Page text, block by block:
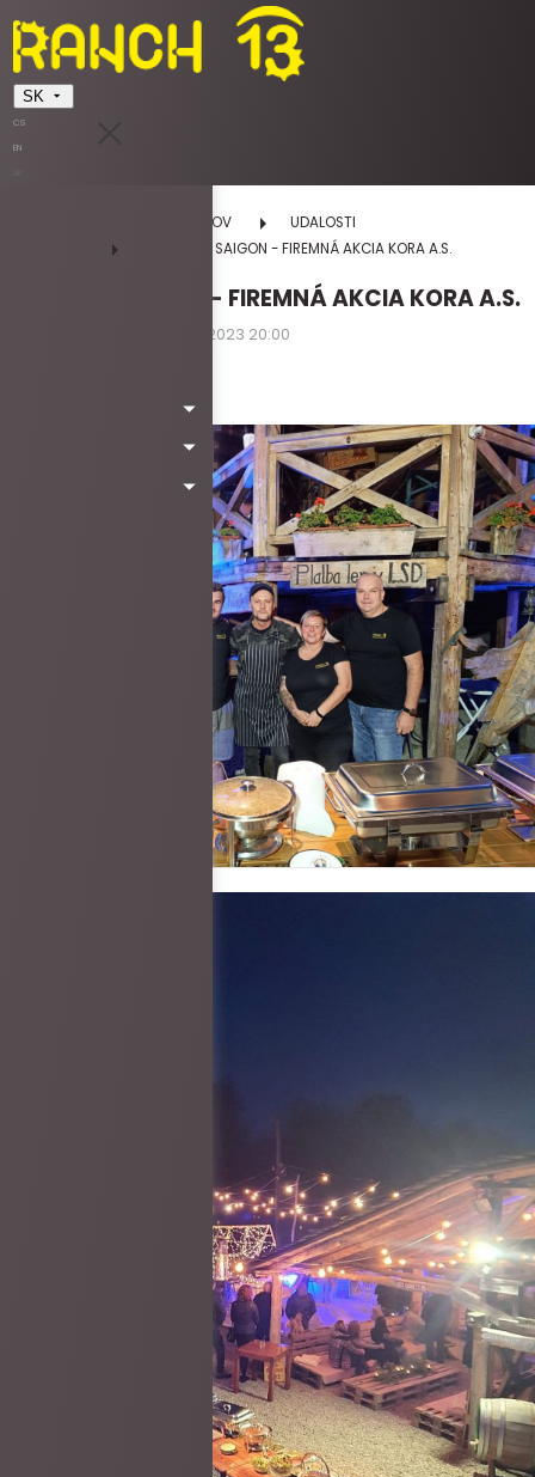
SK
CS
EN
DOMOV
UDALOSTI
SALOON + SAIGON - FIREMNÁ AKCIA KORA A.S.
SALOON + SAIGON - FIREMNÁ AKCIA KORA A.S.
05.10.2023 09:00 - 05.10.2023 20:00